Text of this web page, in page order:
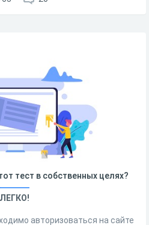
тест в собственных целях?
ЛЕГКО!
авторизоваться на сайте